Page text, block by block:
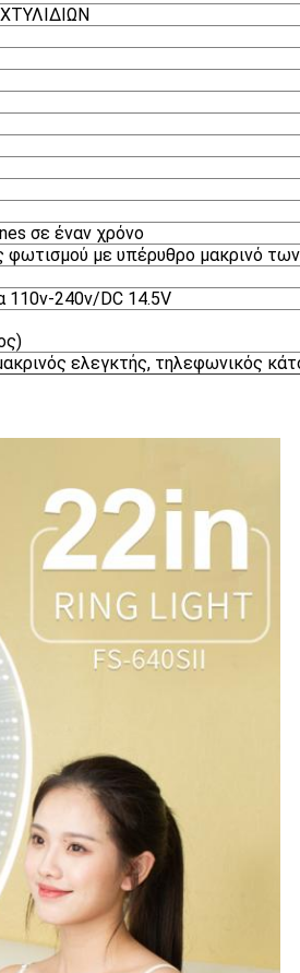
σε έναν χρόνο
φωτισμού με υπέρυθρο μακρινό
110v-240v/DC 14.5V
ελεγκτής, τηλεφωνικός